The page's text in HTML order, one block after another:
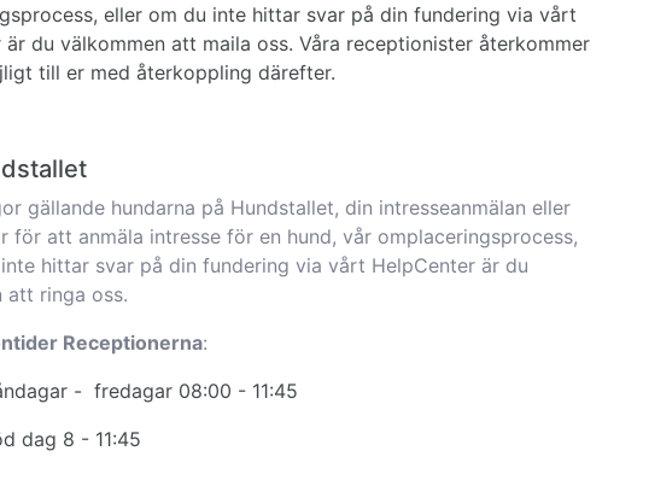
eller om du inte hittar svar på din fundering via vårt
är du välkommen att maila oss. Våra receptionister återkommer
till er med återkoppling därefter.
gällande hundarna på Hundstallet, din intresseanmälan eller
för att anmäla intresse för en hund, vår omplaceringsprocess,
hittar svar på din fundering via vårt HelpCenter är du
att ringa oss.
Receptionerna:
- fredagar 08:00 - 11:45
dag 8 - 11:45